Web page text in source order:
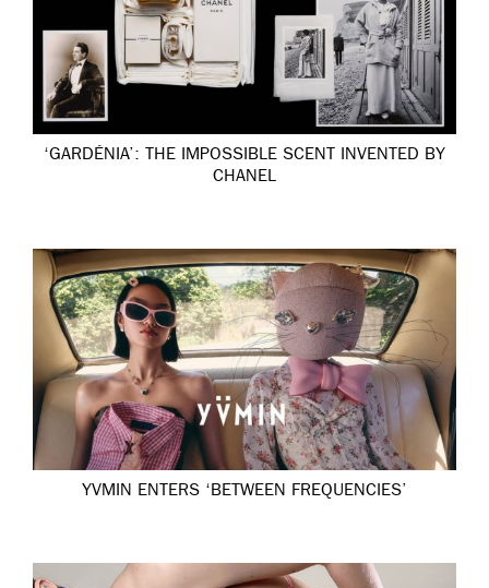
‘GARDÉNIA’: THE IMPOSSIBLE SCENT INVENTED BY
CHANEL
YVMIN ENTERS ‘BETWEEN FREQUENCIES’